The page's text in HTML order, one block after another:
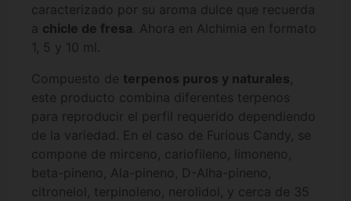
caracterizado por su aroma dulce que recuerda
a chicle de fresa. Ahora en Alchimia en formato
1, 5 y 10 ml.
Compuesto de terpenos puros y naturales,
este producto combina diferentes terpenos
para reproducir el perfil requerido dependiendo
de la variedad. En el caso de Furious Candy, se
compone de mirceno, cariofileno, limoneno,
beta-pineno, Ala-pineno, D-Alha-pineno,
citronelol, terpinoleno, nerolidol, y cerca de 35